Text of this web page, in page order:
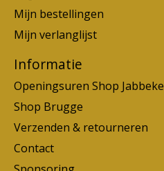
Mijn bestellingen
Mijn verlanglijst
Informatie
Openingsuren Shop Jabbeke
Shop Brugge
Verzenden & retourneren
Contact